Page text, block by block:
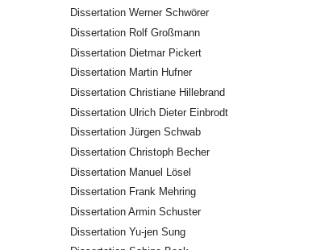
Dissertation Werner Schwörer
Dissertation Rolf Großmann
Dissertation Dietmar Pickert
Dissertation Martin Hufner
Dissertation Christiane Hillebrand
Dissertation Ulrich Dieter Einbrodt
Dissertation Jürgen Schwab
Dissertation Christoph Becher
Dissertation Manuel Lösel
Dissertation Frank Mehring
Dissertation Armin Schuster
Dissertation Yu-jen Sung